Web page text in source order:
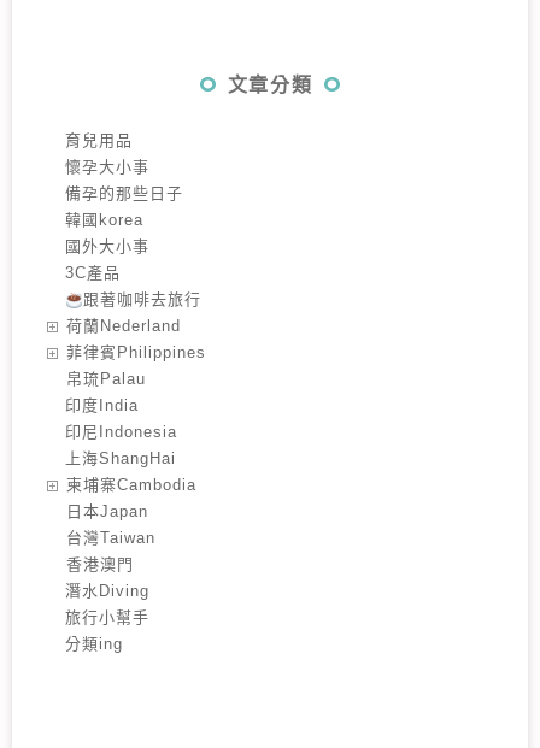
文章分類
育兒用品
懷孕大小事
備孕的那些日子
韓國korea
國外大小事
3C產品
跟著咖啡去旅行
️荷蘭Nederland
️菲律賓Philippines
️帛琉Palau
印度India
印尼Indonesia
上海ShangHai
️柬埔寨Cambodia
️日本Japan
️台灣Taiwan
️香港澳門
潛水Diving
旅行小幫手
分類ing